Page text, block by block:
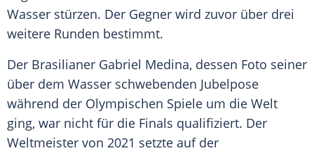
Wasser stürzen. Der Gegner wird zuvor über drei
weitere Runden bestimmt.
Der Brasilianer Gabriel Medina, dessen Foto seiner
über dem Wasser schwebenden Jubelpose
während der Olympischen Spiele um die Welt
ging, war nicht für die Finals qualifiziert. Der
Weltmeister von 2021 setzte auf der